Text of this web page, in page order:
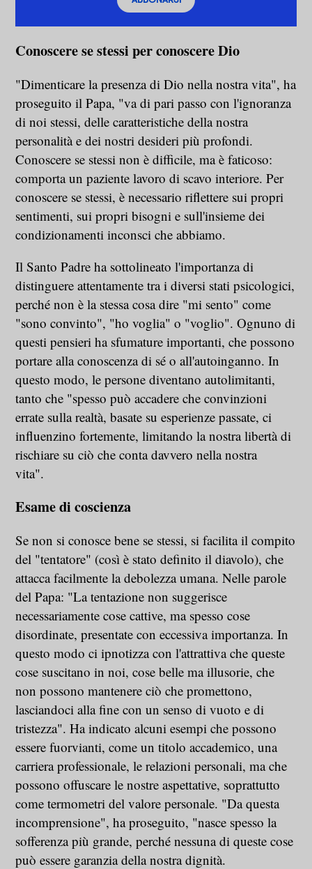
Conoscere se stessi per conoscere Dio
"Dimenticare la presenza di Dio nella nostra vita", ha
proseguito il Papa, "va di pari passo con l'ignoranza
di noi stessi, delle caratteristiche della nostra
personalità e dei nostri desideri più profondi.
Conoscere se stessi non è difficile, ma è faticoso:
comporta un paziente lavoro di scavo interiore. Per
conoscere se stessi, è necessario riflettere sui propri
sentimenti, sui propri bisogni e sull'insieme dei
condizionamenti inconsci che abbiamo.
Il Santo Padre ha sottolineato l'importanza di
distinguere attentamente tra i diversi stati psicologici,
perché non è la stessa cosa dire "mi sento" come
"sono convinto", "ho voglia" o "voglio". Ognuno di
questi pensieri ha sfumature importanti, che possono
portare alla conoscenza di sé o all'autoinganno. In
questo modo, le persone diventano autolimitanti,
tanto che "spesso può accadere che convinzioni
errate sulla realtà, basate su esperienze passate, ci
influenzino fortemente, limitando la nostra libertà di
rischiare su ciò che conta davvero nella nostra
vita".
Esame di coscienza
Se non si conosce bene se stessi, si facilita il compito
del "tentatore" (così è stato definito il diavolo), che
attacca facilmente la debolezza umana. Nelle parole
del Papa: "La tentazione non suggerisce
necessariamente cose cattive, ma spesso cose
disordinate, presentate con eccessiva importanza. In
questo modo ci ipnotizza con l'attrattiva che queste
cose suscitano in noi, cose belle ma illusorie, che
non possono mantenere ciò che promettono,
lasciandoci alla fine con un senso di vuoto e di
tristezza". Ha indicato alcuni esempi che possono
essere fuorvianti, come un titolo accademico, una
carriera professionale, le relazioni personali, ma che
possono offuscare le nostre aspettative, soprattutto
come termometri del valore personale. "Da questa
incomprensione", ha proseguito, "nasce spesso la
sofferenza più grande, perché nessuna di queste cose
può essere garanzia della nostra dignità.